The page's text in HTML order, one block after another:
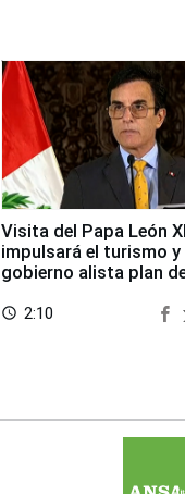
Visita del Papa León
impulsará el turismo y
gobierno alista plan
access_time 2:10